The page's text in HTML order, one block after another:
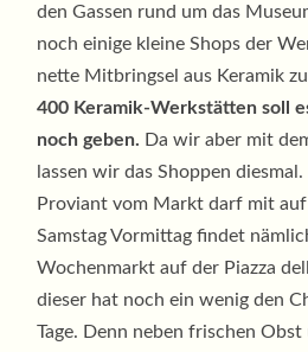
den Gassen rund um das
noch einige kleine Shops der
nette Mitbringsel aus Keramik
400 Keramik-Werkstätten soll
noch geben. Da wir aber mit
lassen wir das Shoppen
Proviant vom Markt darf mit auf
Samstag Vormittag findet
Wochenmarkt auf der Piazza
dieser hat noch ein wenig den
Tage. Denn neben frischen